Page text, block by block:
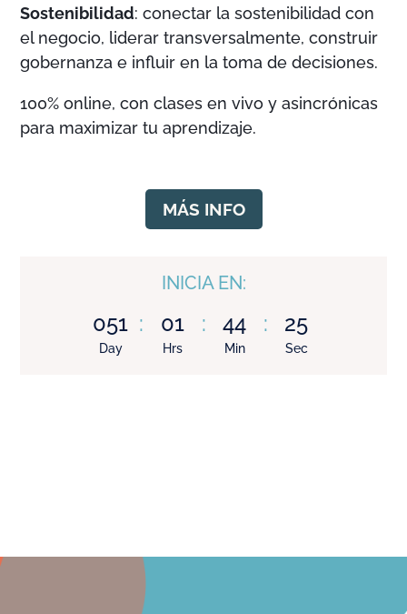
Sostenibilidad: conectar la sostenibilidad con
el negocio, liderar transversalmente, construir
gobernanza e influir en la toma de decisiones.
100% online, con clases en vivo y asincrónicas
para maximizar tu aprendizaje.
MÁS INFO
INICIA EN:
051
Day
: 01
Hrs
: 44
Min
: 24
Sec